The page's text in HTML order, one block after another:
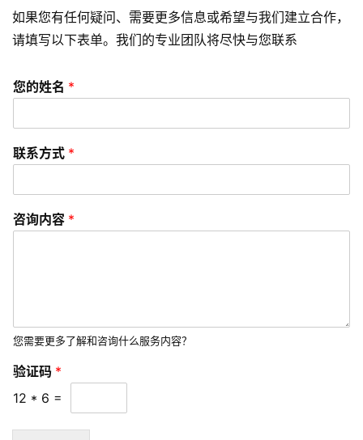
序
开
网
发
e
数
字
营
A
如果您有任何疑问、需要更多信息或希望与我们建立合作，
请填写以下表单。我们的专业团队将尽快与您联系
您的姓名 *
联系方式 *
咨询内容 *
您需要更多了解和咨询什么服务内容？
验证码 *
12 * 6 =